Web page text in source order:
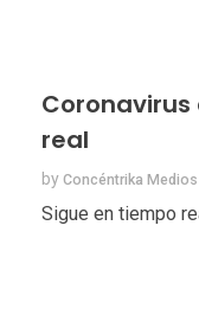
real
by Concéntrika Medios
Sigue en tiempo